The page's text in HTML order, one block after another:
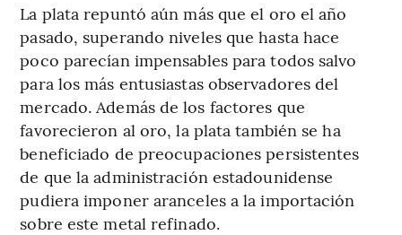
La plata repuntó aún más que el oro el año
pasado, superando niveles que hasta hace
poco parecían impensables para todos salvo
para los más entusiastas observadores del
mercado. Además de los factores que
favorecieron al oro, la plata también se ha
beneficiado de preocupaciones persistentes
de que la administración estadounidense
pudiera imponer aranceles a la importación
sobre este metal refinado.